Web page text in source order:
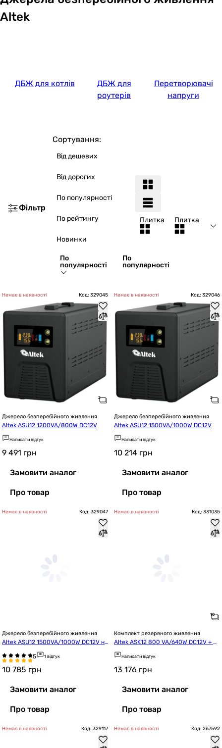
Altek
ДБЖ для котлів
ДБЖ для
роутерів
Перетворювачі
напруги
Фільтр
Сортування:
Від дешевих
Від дорогих
По популярності
По рейтингу
Новинки
По
популярності
По
популярності
Плитка Плитка
Немає в наявності Код: 329045
Джерело безперебійного живлення
Altek ASU12 1200VA/800W DC12V
Написати відгук
9 491 грн
Замовити аналог
Про товар
Немає в наявності Код: 329046
Джерело безперебійного живлення
Altek ASU12 1500VA/1000W DC12V
Написати відгук
10 214 грн
Замовити аналог
Про товар
Немає в наявності Код: 329047
Джерело безперебійного живлення
Altek ASU12 1500VA/1000W DC12V на
1 відгук
10 785 грн
Замовити аналог
Про товар
Немає в наявності Код: 331035
Комплект резервного живлення
Altek ASK12 800 VA/640W DC12V + A
BT-65Аh/12V GEL
Написати відгук
13 176 грн
Замовити аналог
Про товар
Немає в наявності Код: 329117 Немає в наявності Код: 267592